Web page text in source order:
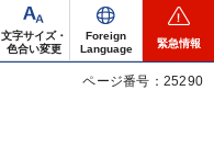
文字サイズ・
色合い変更
Foreign
Language
緊急情報
ページ番号：25290